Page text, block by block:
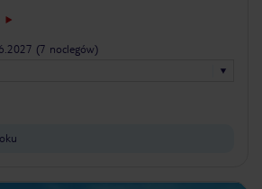
(7 noclegów)